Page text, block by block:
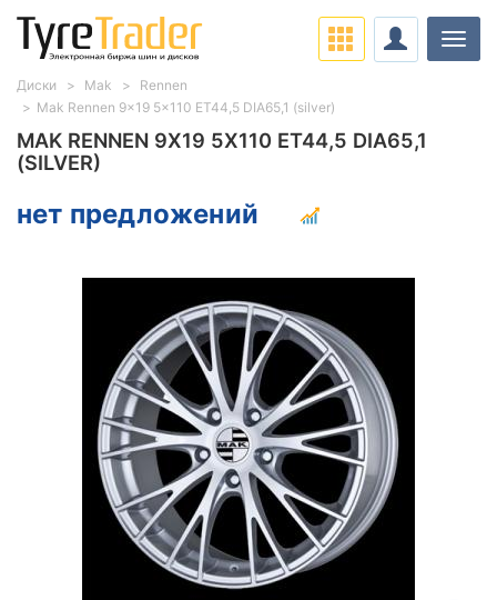
MAK RENNEN 9X19 5X110 ET44,5 DIA65,1
(SILVER)
нет предложений
Диски Mak
Rennen
Mak Rennen 9x19 5x110 ET44,5 DIA65,1 (silver)